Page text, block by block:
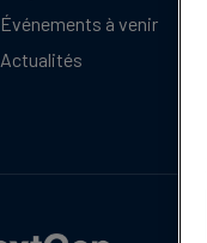
Événements à venir
Actualités